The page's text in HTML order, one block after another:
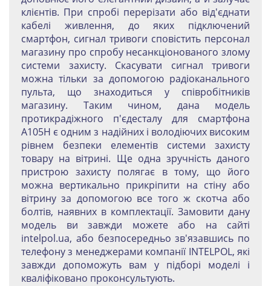
клієнтів. При спробі перерізати або від'єднати
кабелі живлення, до яких підключений
смартфон, сигнал тривоги сповістить персонал
магазину про спробу несанкціонованого злому
системи захисту. Скасувати сигнал тривоги
можна тільки за допомогою радіоканального
пульта, що знаходиться у співробітників
магазину. Таким чином, дана модель
протикрадіжного п'єдесталу для смартфона
А105Н є одним з надійних і володіючих високим
рівнем безпеки елементів системи захисту
товару на вітрині. Ще одна зручність даного
пристрою захисту полягає в тому, що його
можна вертикально прикріпити на стіну або
вітрину за допомогою все того ж скотча або
болтів, наявних в комплектації. Замовити дану
модель ви завжди можете або на сайті
intelpol.ua, або безпосередньо зв'язавшись по
телефону з менеджерами компанії INTELPOL, які
завжди допоможуть вам у підборі моделі і
кваліфіковано проконсультують.